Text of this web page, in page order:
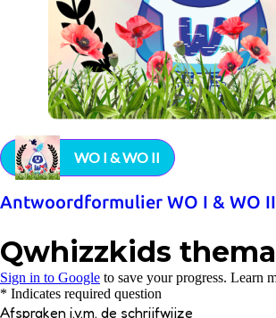
WO I & WO II
Antwoordformulier WO I & WO II